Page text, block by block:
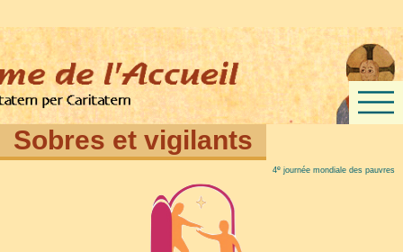
Sobres et vigilants
4ejournée mondiale des pauvres